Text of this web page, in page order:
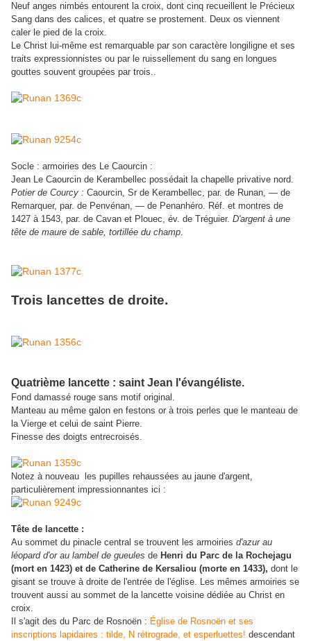
Neuf anges nimbés entourent la croix, dont cinq recueillent le Précieux
Sang dans des calices, et quatre se prosternent. Deux os viennent
caler le pied de la croix.
Le Christ lui-même est remarquable par son caractère longiligne et ses
traits expressionnistes ou par le ruissellement du sang en longues
gouttes souvent groupées par trois..
Socle : armoiries des Le Caourcin :
Jean Le Caourcin de Kerambellec possédait la chapelle privative nord.
Potier de Courcy : Caourcin, Sr de Kerambellec, par. de Runan, — de
Remarquer, par. de Penvénan, — de Penanhéro. Réf. et montres de
1427 à 1543, par. de Cavan et Plouec, év. de Tréguier. D'argent à une
tête de maure de sable, tortillée du champ.
Trois lancettes de droite.
Quatrième lancette : saint Jean l'évangéliste.
Fond damassé rouge sans motif original.
Manteau au même galon en festons or à trois perles que le manteau de
la Vierge et celui de saint Pierre.
Finesse des doigts entrecroisés.
Notez à nouveau les pupilles rehaussées au jaune d'argent,
particulièrement impressionnantes ici :
Tête de lancette :
Au sommet du pinacle central se trouvent les armoiries d'azur au
léopard d'or au lambel de gueules de Henri du Parc de la Rochejagu
(mort en 1423) et de Catherine de Kersaliou (morte en 1433), dont le
gisant se trouve à droite de l'entrée de l'église. Les mêmes armoiries se
trouvent aussi au sommet de la lancette voisine dédiée au Christ en
croix.
Il s'agit des du Parc de Rosnoën : Église de Rosnoën et ses
inscriptions lapidaires : tilde, N rétrograde, et esperluettes! descendant